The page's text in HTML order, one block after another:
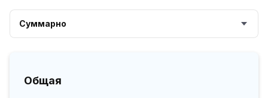
Суммарно
Общая